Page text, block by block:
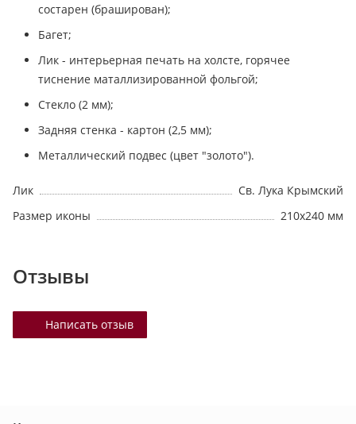
состарен (браширован);
Багет;
Лик - интерьерная печать на холсте, горячее
тиснение маталлизированной фольгой;
Стекло (2 мм);
Задняя стенка - картон (2,5 мм);
Металлический подвес (цвет "золото").
Лик
Св. Лука Крымский
Размер иконы
210х240 мм
Отзывы
Написать отзыв